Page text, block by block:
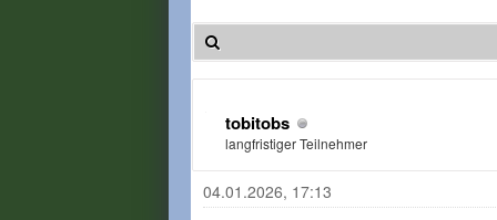
tobitobs
langfristiger Teilnehmer
04.01.2026, 17:13